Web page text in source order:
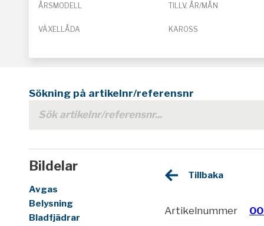
ÅRSMODELL TILLV. ÅR/MÅN
VÄXELLÅDA KAROSS
Sökning på artikelnr/referensnr
Bildelar
Avgas
Belysning
Bladfjädrar
Tillbaka
Artikelnummer